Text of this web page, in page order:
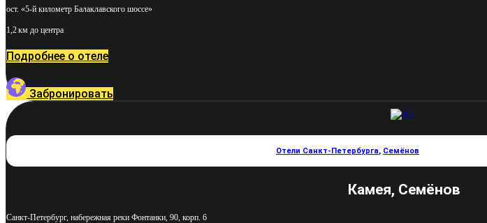
ост. «5-й километр Балаклавского шоссе»
1,2 км до центра
Подробнее о отеле
Забронировать
Отели Санкт-Петербурга, Семёнов
Камея, Семёнов
Санкт-Петербург, набережная реки Фонтанки, 90, корп. 6